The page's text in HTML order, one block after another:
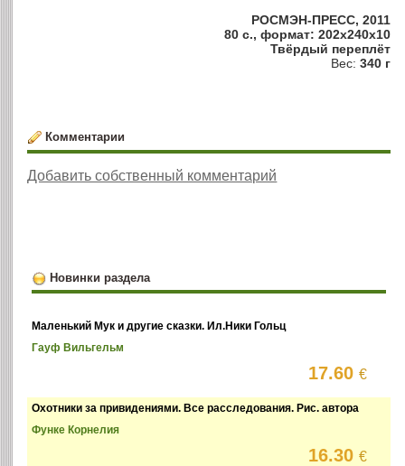
РОСМЭН-ПРЕСС, 2011
80 с., формат: 202x240x10
Твёрдый переплёт
Вес: 340 г
Комментарии
Добавить собственный комментарий
Новинки раздела
Маленький Мук и другие сказки. Ил.Ники Гольц
Гауф Вильгельм
17.60€
Охотники за привидениями. Все расследования. Рис. автора
Функе Корнелия
16.30€